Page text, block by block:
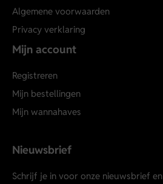
Algemene voorwaarden
Privacy verklaring
Mijn account
Registreren
Mijn bestellingen
Mijn wannahaves
Nieuwsbrief
Schrijf je in voor onze nieuwsbrief en